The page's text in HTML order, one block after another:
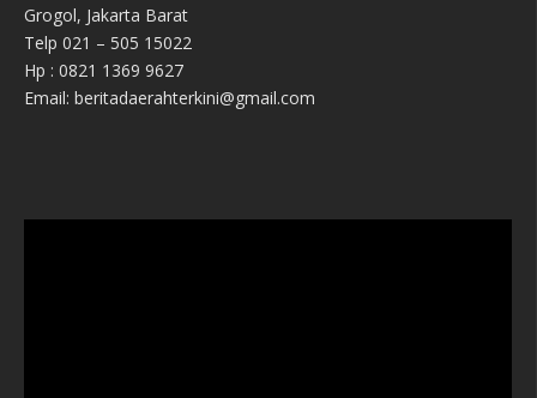
Grogol, Jakarta Barat
Telp 021 – 505 15022
Hp : 0821 1369 9627
Email: beritadaerahterkini@gmail.com